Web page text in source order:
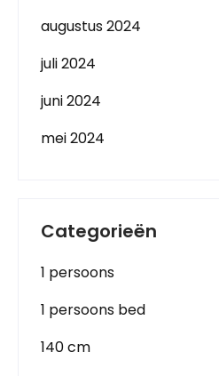
augustus 2024
juli 2024
juni 2024
mei 2024
Categorieën
1 persoons
1 persoons bed
140 cm